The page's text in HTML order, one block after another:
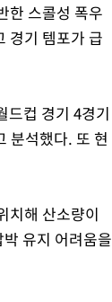
한 스콜성 폭우
경기 템포가 급
컵 경기 4경기
분석했다. 또 현
치해 산소량이
유지 어려움을